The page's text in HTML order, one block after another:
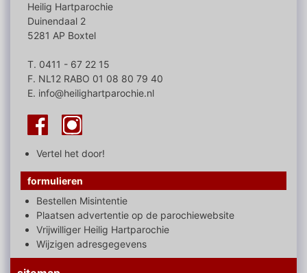
Heilig Hartparochie
Duinendaal 2
5281 AP Boxtel
T. 0411 - 67 22 15
F. NL12 RABO 01 08 80 79 40
E. info@heilighartparochie.nl
Vertel het door!
formulieren
Bestellen Misintentie
Plaatsen advertentie op de parochiewebsite
Vrijwilliger Heilig Hartparochie
Wijzigen adresgegevens